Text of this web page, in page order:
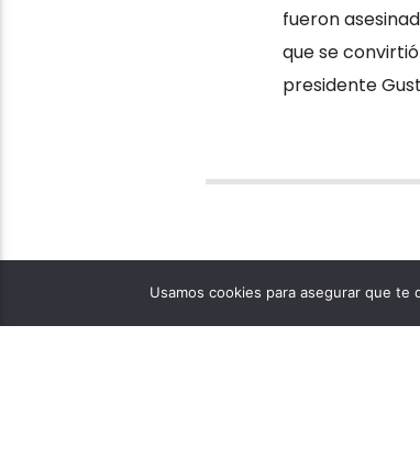
fueron
que se
presidente
Usamos cookies para asegurar que